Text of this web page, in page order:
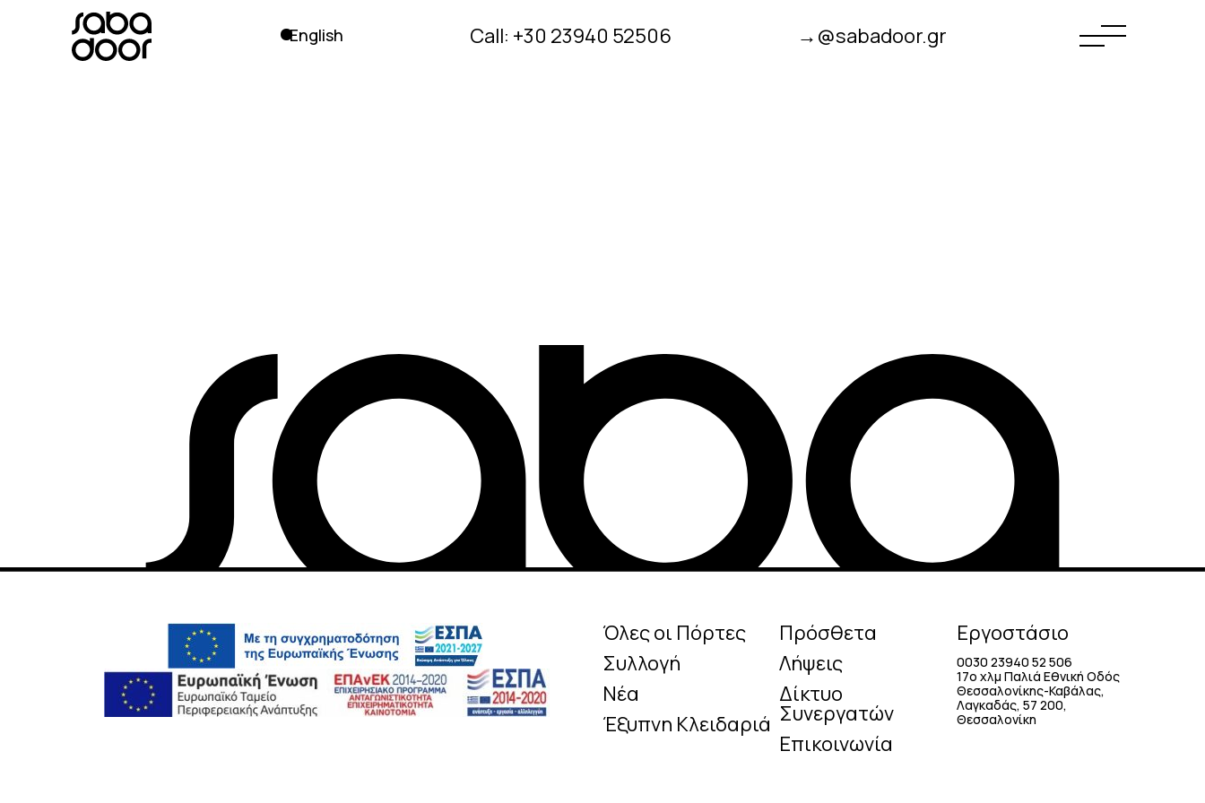
English Call: +30 23940 52506 →@sabadoor.gr
Όλες οι Πόρτες
Συλλογή
Νέα
Έξυπνη Κλειδαριά
Πρόσθετα
Λήψεις
Δίκτυο
Συνεργατών
Επικοινωνία
Εργοστάσιο
0030 23940 52 506
17o χλμ Παλιά Εθνική Οδός
Θεσσαλονίκης-Καβάλας,
Λαγκαδάς, 57 200,
Θεσσαλονίκη